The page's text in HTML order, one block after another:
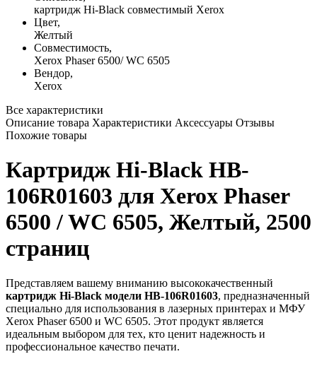
картридж Hi-Black совместимый Xerox
Цвет,
Желтый
Совместимость,
Xerox Phaser 6500/ WC 6505
Вендор,
Xerox
Все характеристики
Описание товара Характеристики Аксессуары Отзывы
Похожие товары
Картридж Hi-Black HB-
106R01603 для Xerox Phaser
6500 / WC 6505, Желтый, 2500
страниц
Представляем вашему вниманию высококачественный
картридж Hi-Black модели HB-106R01603, предназначенный
специально для использования в лазерных принтерах и МФУ
Xerox Phaser 6500 и WC 6505. Этот продукт является
идеальным выбором для тех, кто ценит надежность и
профессиональное качество печати.